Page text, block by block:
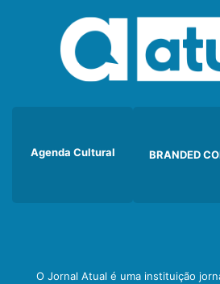
Agenda Cultural BRANDED
O Jornal Atual é uma instituição